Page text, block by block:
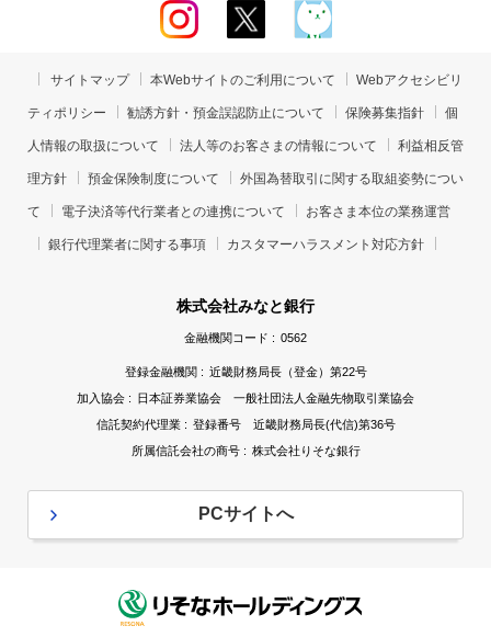
サイトマップ 本Webサイトのご利用について Webアクセシビリ
ティポリシー 勧誘方針・預金誤認防止について 保険募集指針 個
人情報の取扱について 法人等のお客さまの情報について 利益相反管
理方針 預金保険制度について 外国為替取引に関する取組姿勢につい
て 電子決済等代行業者との連携について お客さま本位の業務運営
銀行代理業者に関する事項 カスタマーハラスメント対応方針
株式会社みなと銀行
金融機関コード : 0562
登録金融機関 : 近畿財務局長（登金）第22号
加入協会 : 日本証券業協会 一般社団法人金融先物取引業協会
信託契約代理業 : 登録番号 近畿財務局長(代信)第36号
所属信託会社の商号 : 株式会社りそな銀行
PCサイトへ